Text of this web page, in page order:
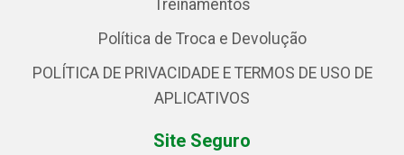
Treinamentos
Política de Troca e Devolução
POLÍTICA DE PRIVACIDADE E TERMOS DE USO DE
APLICATIVOS
Site Seguro